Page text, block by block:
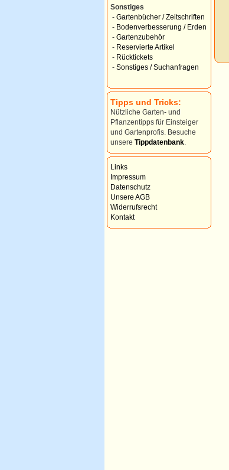
Sonstiges
- Gartenbücher / Zeitschriften
- Bodenverbesserung / Erden
- Gartenzubehör
- Reservierte Artikel
- Rücktickets
- Sonstiges / Suchanfragen
Tipps und Tricks:
Nützliche Garten- und
Pflanzentipps für Einsteiger
und Gartenprofis. Besuche
unsere Tippdatenbank
Links
Impressum
Datenschutz
Unsere AGB
Widerrufsrecht
Kontakt